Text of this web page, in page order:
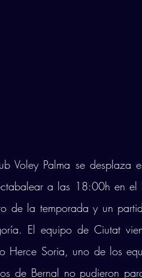
Voley Palma se desplaza
a las 18:00h en el
de la temporada y un
El equipo de Ciutat
Herce Soria, uno de los
de Bernal no pudieron